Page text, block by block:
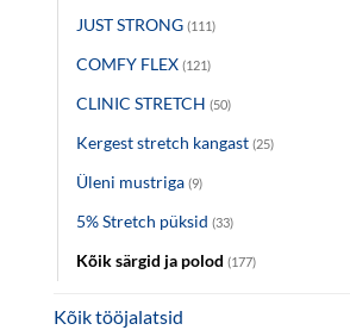
JUST STRONG (111)
COMFY FLEX (121)
CLINIC STRETCH (50)
Kergest stretch kangast (25)
Üleni mustriga (9)
5% Stretch püksid (33)
Kõik särgid ja polod (177)
Kõik tööjalatsid